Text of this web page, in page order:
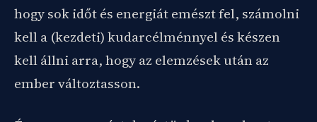
hogy sok időt és energiát emészt fel, számolni
kell a (kezdeti) kudarcélménnyel és készen
kell állni arra, hogy az elemzések után az
ember változtasson.